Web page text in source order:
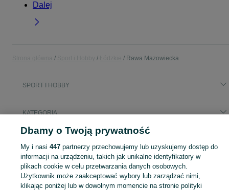
Dalej
Rawa Mazowiecka
SPORT I HOBBY
KATEGORIA
Popularne wyszukiwania
kosz do koszykówki enduro dirt two6player liv rove
Sprzedaż sprzętu sportowego i hobby Rawa Mazowiecka ▶️ Szeroki wybór produktów ✅ Nowe i używane w atrakcyjnych cenach ✌ Sprawdź ogłoszenia na OLX.pl! Zobacz
Dbamy o Twoją prywatność
My i nasi 447partnerzy przechowujemy lub uzyskujemy dostęp do
informacji na urządzeniu, takich jak unikalne identyfikatory w
plikach cookie w celu przetwarzania danych osobowych.
Użytkownik może zaakceptować wybory lub zarządzać nimi,
klikając poniżej lub w dowolnym momencie na stronie polityki